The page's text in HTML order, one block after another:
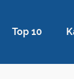
Top 10